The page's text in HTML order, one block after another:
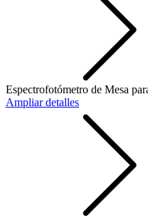
Espectrofotómetro de Mesa
Ampliar detalles